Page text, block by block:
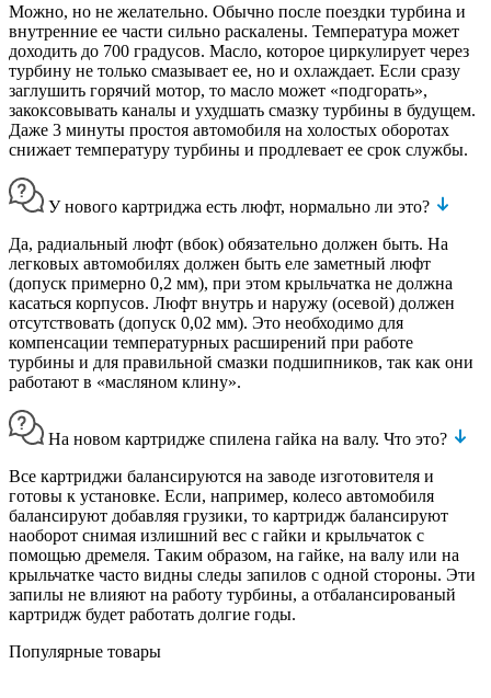
Можно, но не желательно. Обычно после поездки турбина и
внутренние ее части сильно раскалены. Температура может
доходить до 700 градусов. Масло, которое циркулирует через
турбину не только смазывает ее, но и охлаждает. Если сразу
заглушить горячий мотор, то масло может «подгорать»,
закоксовывать каналы и ухудшать смазку турбины в будущем.
Даже 3 минуты простоя автомобиля на холостых оборотах
снижает температуру турбины и продлевает ее срок службы.
У нового картриджа есть люфт, нормально ли это?
Да, радиальный люфт (вбок) обязательно должен быть. На
легковых автомобилях должен быть еле заметный люфт
(допуск примерно 0,2 мм), при этом крыльчатка не должна
касаться корпусов. Люфт внутрь и наружу (осевой) должен
отсутствовать (допуск 0,02 мм). Это необходимо для
компенсации температурных расширений при работе
турбины и для правильной смазки подшипников, так как они
работают в «масляном клину».
На новом картридже спилена гайка на валу. Что это?
Все картриджи балансируются на заводе изготовителя и
готовы к установке. Если, например, колесо автомобиля
балансируют добавляя грузики, то картридж балансируют
наоборот снимая излишний вес с гайки и крыльчаток с
помощью дремеля. Таким образом, на гайке, на валу или на
крыльчатке часто видны следы запилов с одной стороны. Эти
запилы не влияют на работу турбины, а отбалансированый
картридж будет работать долгие годы.
Популярные товары